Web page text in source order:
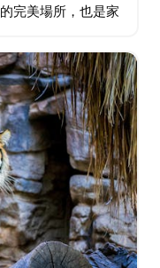
完美場所，也是家